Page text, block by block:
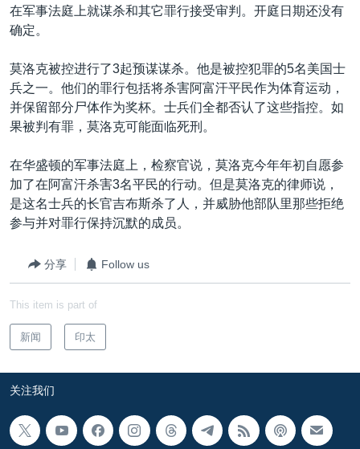
到
航
跳
转
到
最新国际新闻
印太
中东
欧洲
非洲
全球议题
分类新闻
经济·金融·贸易
人权·法律·宗教
科教·文娱·体健
军事
环境
美中关系
热点专题
白宫要闻
国会报道
美国建国250周年
埃博拉疫情
重要讲话与声明
南中国海争端
关注新疆
GEN Z 看美国
VOA视频
VOA今日焦点
关注我们
其他语言网站
在军事法庭上就谋杀和其它罪行接受审判。开庭日期还没有
确定。
莫洛克被控进行了3起预谋谋杀。他是被控犯罪的5名美国士
兵之一。他们的罪行包括将杀害阿富汗平民作为体育运动，
并保留部分尸体作为奖杯。士兵们全都否认了这些指控。如
果被判有罪，莫洛克可能面临死刑。
在华盛顿的军事法庭上，检察官说，莫洛克今年年初自愿参
加了在阿富汗杀害3名平民的行动。但是莫洛克的律师说，
是这名士兵的长官吉布斯杀了人，并威胁他部队里那些拒绝
参与并对罪行保持沉默的成员。
分享 Follow us
This item is part of
新闻 印太
关注我们